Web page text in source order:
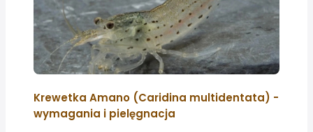
Krewetka Amano (Caridina multidentata) -
wymagania i pielęgnacja